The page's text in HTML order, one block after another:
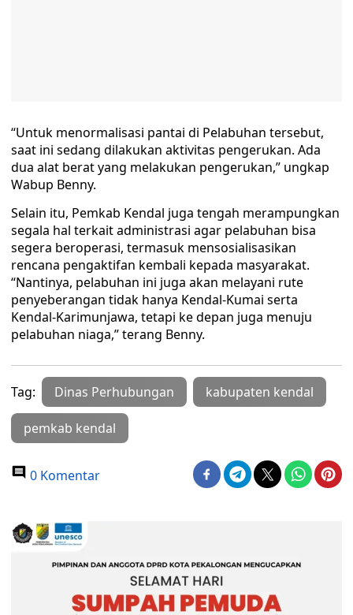
“Untuk menormalisasi pantai di Pelabuhan tersebut,
saat ini sedang dilakukan aktivitas pengerukan. Ada
dua alat berat yang melakukan pengerukan,” ungkap
Wabup Benny.
Selain itu, Pemkab Kendal juga tengah merampungkan
segala hal terkait administrasi agar pelabuhan bisa
segera beroperasi, termasuk mensosialisasikan
rencana pengaktifan kembali kepada masyarakat.
“Nantinya, pelabuhan ini juga akan melayani rute
penyeberangan tidak hanya Kendal-Kumai serta
Kendal-Karimunjawa, tetapi ke depan juga menuju
pelabuhan niaga,” terang Benny.
Tag: Dinas Perhubungan kabupaten kendal
pemkab kendal
0 Komentar